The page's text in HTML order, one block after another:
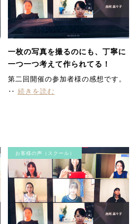
一枚の写真を撮るのにも、丁寧に
一つ一つ考えて作られてる！
第二回開催の参加者様の感想です。
‥ 続きを読む
お客様の声（スクール）